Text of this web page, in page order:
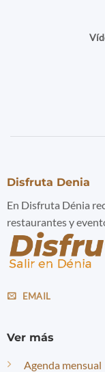
Disfruta Denia
En Disfruta Dénia
restaurantes y
EMAIL
Ver más
Agenda mensual